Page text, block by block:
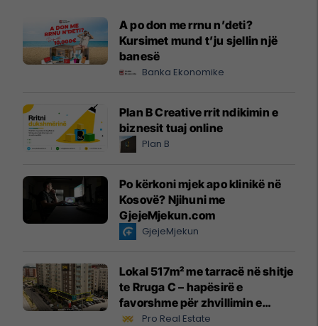
A po don me rrnu n’deti?
Kursimet mund t’ju sjellin një
banesë
Banka Ekonomike
Plan B Creative rrit ndikimin e
biznesit tuaj online
Plan B
Po kërkoni mjek apo klinikë në
Kosovë? Njihuni me
GjejeMjekun.com
GjejeMjekun
Lokal 517m² me tarracë në shitje
te Rruga C – hapësirë e
favorshme për zhvillimin e
biznesit #15796
Pro Real Estate